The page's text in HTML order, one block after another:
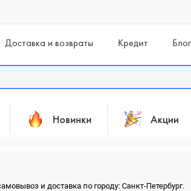
Доставка и возвраты Кредит Блог
Новинки Акции
и доставка по городу: Санкт-Петербург.